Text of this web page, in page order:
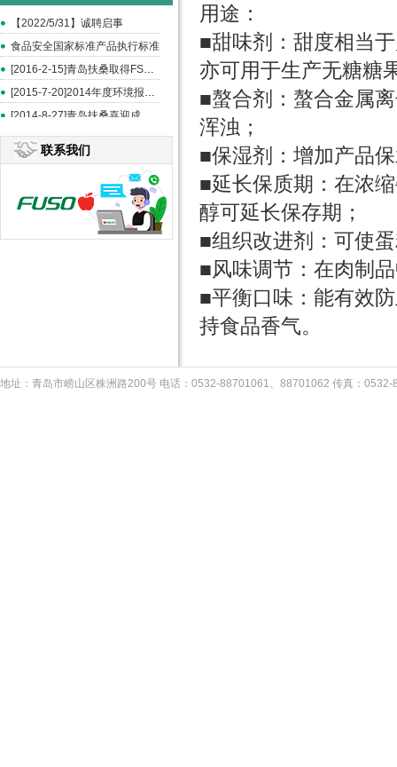
【2022/5/31】诚聘启事
食品安全国家标准产品执行标准
[2016-2-15]青岛扶桑取得FSSC和ISO22000认证
[2015-7-20]2014年度环境报告书
联系我们
用途：
■甜味剂：甜度相当
亦可用于生产无糖糖
■螯合剂：螯合金属
浑浊；
■保湿剂：增加产品
■延长保质期：在浓
醇可延长保存期；
■组织改进剂：可使
■风味调节：在肉制
■平衡口味：能有效
持食品香气。
地址：青岛市崂山区株洲路200号 电话：0532-88701061、88701062 传真：